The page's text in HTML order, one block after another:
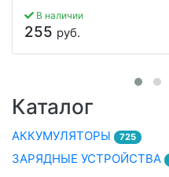
В наличии
255 руб.
Каталог
АККУМУЛЯТОРЫ 725
ЗАРЯДНЫЕ УСТРОЙСТВА